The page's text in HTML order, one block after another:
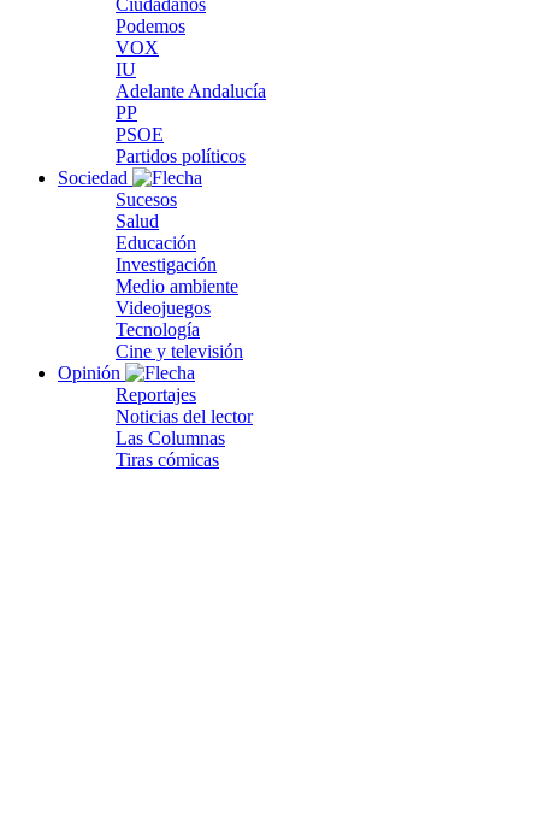
Ciudadanos
Podemos
VOX
IU
Adelante Andalucía
PP
PSOE
Partidos políticos
Sociedad
Sucesos
Salud
Educación
Investigación
Medio ambiente
Videojuegos
Tecnología
Cine y televisión
Opinión
Reportajes
Noticias del lector
Las Columnas
Tiras cómicas